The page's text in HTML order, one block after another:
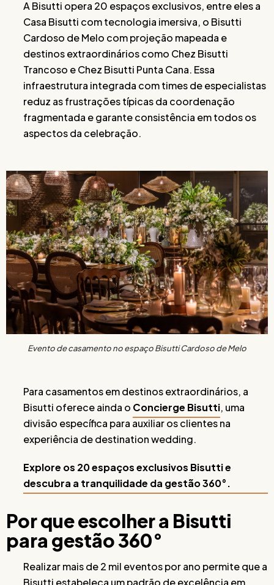
A Bisutti opera 20 espaços exclusivos, entre eles a
Casa Bisutti com tecnologia imersiva, o Bisutti
Cardoso de Melo com projeção mapeada e
destinos extraordinários como Chez Bisutti
Trancoso e Chez Bisutti Punta Cana. Essa
infraestrutura integrada com times de especialistas
reduz as frustrações típicas da coordenação
fragmentada e garante consistência em todos os
aspectos da celebração.
Evento de casamento no espaço Bisutti Cardoso de Melo
Para casamentos em destinos extraordinários, a
Bisutti oferece ainda o Concierge Bisutti, uma
divisão específica para auxiliar os clientes na
experiência de destination wedding.
Explore os 20 espaços exclusivos Bisutti e
descubra a tranquilidade da gestão 360°.
Por que escolher a Bisutti
para gestão 360°
Realizar mais de 2 mil eventos por ano permite que a
Bisutti estabeleça um padrão de excelência em